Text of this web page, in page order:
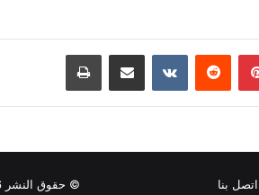
مشاركة عبر البريد طباعة
© حقوق النشر 2026، جميع الحقوق محفوظة | اتصل بنا